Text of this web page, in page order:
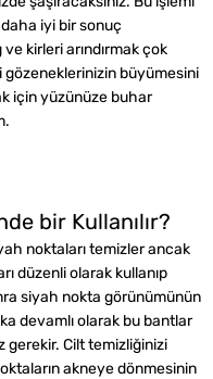
daha iyi bir sonuç
kirleri arındırmak çok
gözeneklerinizin büyümesini
için yüzünüze buhar
bir Kullanılır?
noktaları temizler ancak
düzenli olarak kullanıp
siyah nokta görünümünün
devamlı olarak bu bantlar
gerekir. Cilt temizliğinizi
akneye dönmesinin